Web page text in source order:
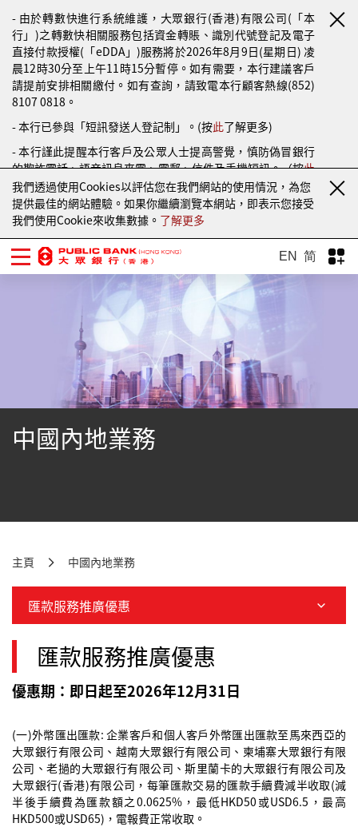
- 由於轉數快進行系統維護，大眾銀行(香港)有限公司(「本
行」)之轉數快相關服務包括資金轉賬、識別代號登記及電子
直接付款授權(「eDDA」)服務將於2026年8月9日(星期日) 凌
晨12時30分至上午11時15分暫停。如有需要，本行建議客戶
請提前安排相關繳付。如有查詢，請致電本行顧客熱線(852)
8107 0818。
- 本行已參與「短訊發送人登記制」。(按此了解更多)
- 本行謹此提醒本行客戶及公眾人士提高警覺，慎防偽冒銀行
的欺詐電話、語音訊息來電、電郵、信件及手機短訊。（按此
了解更多）
我們透過使用Cookies以評估您在我們網站的使用情況，為您
提供最佳的網站體驗。如果你繼續瀏覽本網站，即表示您接受
我們使用Cookie來收集數據。 了解更多
EN 简
中國內地業務
主頁 中國內地業務
匯款服務推廣優惠
匯款服務推廣優惠
優惠期：即日起至2026年12月31日
(一)外幣匯出匯款: 企業客戶和個人客戶外幣匯出匯款至馬來西亞的
大眾銀行有限公司、越南大眾銀行有限公司、柬埔寨大眾銀行有限
公司、老撾的大眾銀行有限公司、斯里蘭卡的大眾銀行有限公司及
大眾銀行(香港)有限公司，每筆匯款交易的匯款手續費減半收取(減
半後手續費為匯款額之0.0625%，最低HKD50或USD6.5，最高
HKD500或USD65)，電報費正常收取。